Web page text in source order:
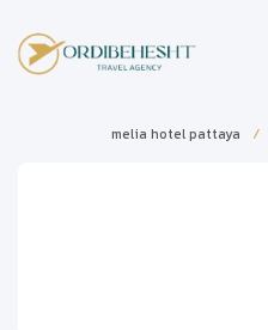
melia hotel pattaya